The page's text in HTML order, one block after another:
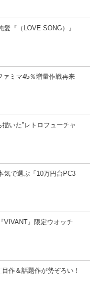
『（LOVE SONG）』
ァミマ45％増量作戦再来
いた”レトロフューチャ
気で選ぶ「10万円台PC3
』限定ウオッチ
作＆話題作が勢ぞろい！